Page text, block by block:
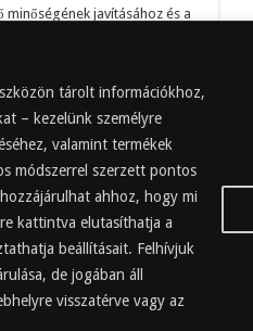
tárolt információkhoz,
– kezelünk személyre
valamint termékek
módszerrel szerzett pontos
ahhoz, hogy mi
kattintva elutasíthatja a
beállításait. Felhívjuk
de jogában áll
visszatérve vagy az
javításához és a
elleni
a város és a világ zöld